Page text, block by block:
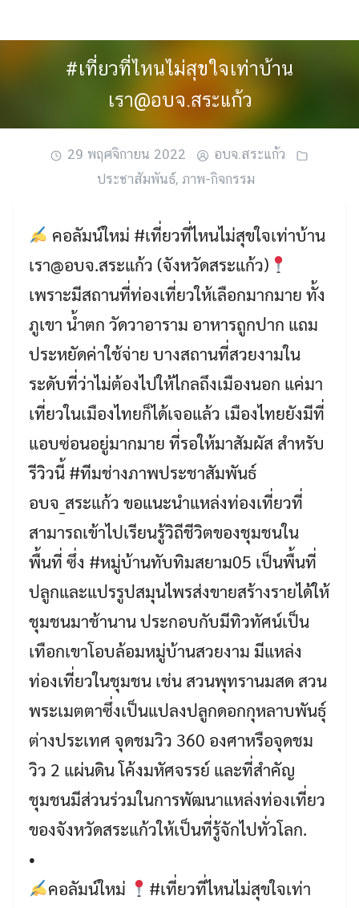
#เที่ยวที่ไหนไม่สุขใจเท่าบ้าน
เรา@อบจ.สระแก้ว
29 พฤศจิกายน 2022
อบจ.สระแก้ว
ประชาสัมพันธ์, ภาพ-กิจกรรม
คอลัมน์ใหม่ #เที่ยวที่ไหนไม่สุขใจเท่าบ้าน
เรา@อบจ.สระแก้ว (จังหวัดสระแก้ว)
เพราะมีสถานที่ท่องเที่ยวให้เลือกมากมาย ทั้ง
ภูเขา น้ำตก วัดวาอาราม อาหารถูกปาก แถม
ประหยัดค่าใช้จ่าย บางสถานที่สวยงามใน
ระดับที่ว่าไม่ต้องไปให้ไกลถึงเมืองนอก แค่มา
เที่ยวในเมืองไทยก็ได้เจอแล้ว เมืองไทยยังมีที่
แอบซ่อนอยู่มากมาย ที่รอให้มาสัมผัส สำหรับ
รีวิวนี้ #ทีมช่างภาพประชาสัมพันธ์
อบจ_สระแก้ว ขอแนะนำแหล่งท่องเที่ยวที่
สามารถเข้าไปเรียนรู้วิถีชีวิตของชุมชนใน
พื้นที่ ซึ่ง #หมู่บ้านทับทิมสยาม05 เป็นพื้นที่
ปลูกและแปรรูปสมุนไพรส่งขายสร้างรายได้ให้
ชุมชนมาช้านาน ประกอบกับมีทิวทัศน์เป็น
เทือกเขาโอบล้อมหมู่บ้านสวยงาม มีแหล่ง
ท่องเที่ยวในชุมชน เช่น สวนพุทรานมสด สวน
พระเมตตาซึ่งเป็นแปลงปลูกดอกกุหลาบพันธุ์
ต่างประเทศ จุดชมวิว 360 องศาหรือจุดชม
วิว 2 แผ่นดิน โค้งมหัศจรรย์ และที่สำคัญ
ชุมชนมีส่วนร่วมในการพัฒนาแหล่งท่องเที่ยว
ของจังหวัดสระแก้วให้เป็นที่รู้จักไปทั่วโลก.
•
คอลัมน์ใหม่
#เที่ยวที่ไหนไม่สุขใจเท่า